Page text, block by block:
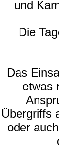
und
Die
Das
etwas
Übergriffs
oder